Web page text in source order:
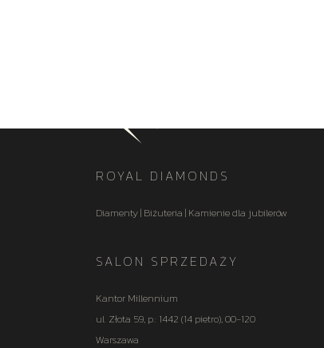
ROYAL DIAMONDS
Diamenty | Biżuteria | Kamienie dla jubilerów
SALON SPRZEDAŻY
Kantor Millennium
ul. Złota 59, p.: 1442 (14 pietro), 00-120
Warszawa